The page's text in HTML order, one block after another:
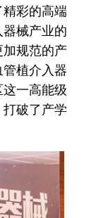
彩的高端
械产业的
规范的产
植介入器
一高能级
破了产学